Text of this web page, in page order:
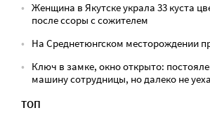
Женщина в Якутске украла 33 куста
после ссоры с сожителем
На Среднетюнгском месторождении
Ключ в замке, окно открыто:
машину сотрудницы, но далеко не
ТОП